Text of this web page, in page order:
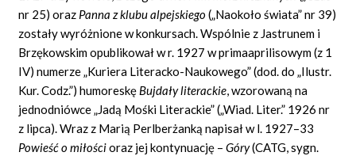
nr 25) oraz Panna z klubu alpejskiego(„Naokoło świata” nr 39)
zostały wyróżnione w konkursach. Wspólnie z Jastrunem i
Brzękowskim opublikował w r. 1927 w primaaprilisowym (z 1
IV) numerze „Kuriera Literacko-Naukowego” (dod. do „Ilustr.
Kur. Codz.”) humoreskę Bujdały literackie, wzorowaną na
jednodniówce „Jadą Mośki Literackie” („Wiad. Liter.” 1926 nr
z lipca). Wraz z Marią Perlberżanką napisał w l. 1927–33
Powieść o miłościoraz jej kontynuację –Góry(CATG, sygn.